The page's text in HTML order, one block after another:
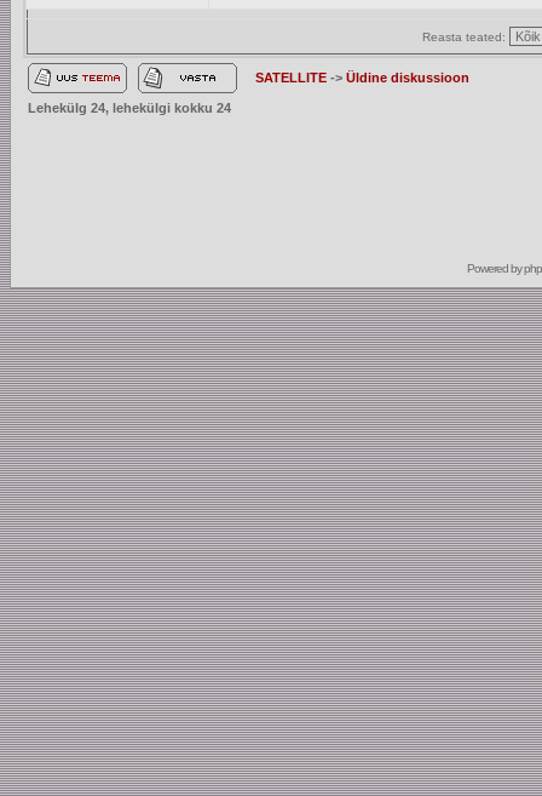
Reasta teated:
SATELLITE -> Üldine diskussioon
Lehekülg 24, lehekülgi kokku 24
Powered by